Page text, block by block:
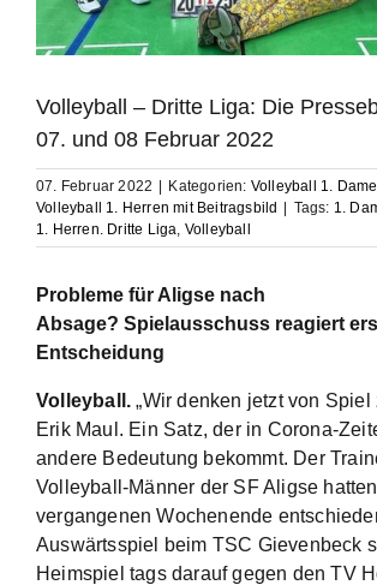
Volleyball – Dritte Liga: Die
07. und 08 Februar 2022
07. Februar 2022 Kategorien: Volleyball 1.
Volleyball 1. Herren mit Beitragsbild
Tags: 1.
1. Herren. Dritte Liga, Volleyball
Probleme für Aligse nach
Absage? Spielausschuss reagiert
Entscheidung
Volleyball. „Wir denken jetzt von Spiel
Erik Maul. Ein Satz, der in Corona-
andere Bedeutung bekommt. Der
Volleyball-Männer der SF Aligse
vergangenen Wochenende
Auswärtsspiel beim TSC Gievenbeck
Heimspiel tags darauf gegen den TV